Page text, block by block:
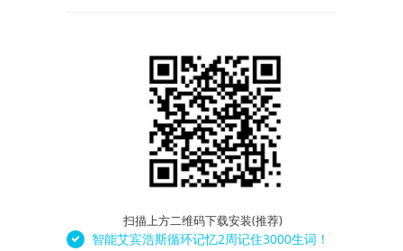
扫描上方二维码下载安装(推荐)
智能艾宾浩斯循环记忆2周记住3000生词！